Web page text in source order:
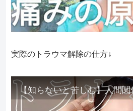
実際のトラウマ解除の仕方↓